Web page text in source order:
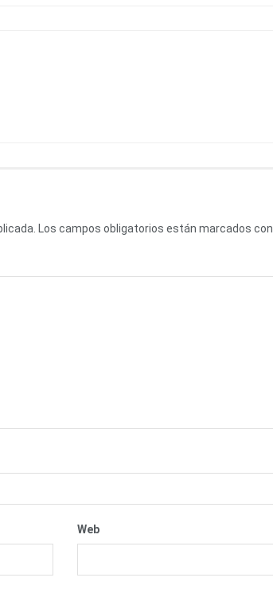
Los campos obligatorios están marcados con
Web